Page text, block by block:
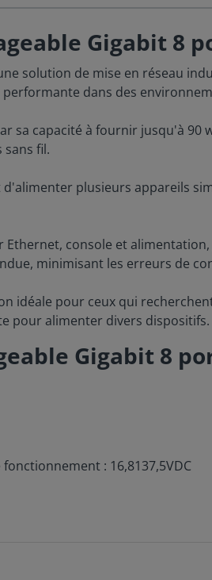
Gigabit 8
solution de mise en réseau
dans des
sa capacité à fournir jusqu'à
sans fil.
d'alimenter plusieurs appareils
Ethernet, console et
minimisant les erreurs de
idéale pour ceux qui
pour alimenter divers dispositifs.
Gigabit 8
: 16,8137,5VDC